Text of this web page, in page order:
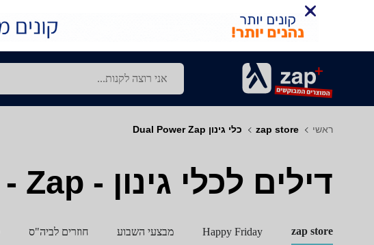
ראשי zap store כלי גינון Dual Power Zap
דילים לכלי גינון - Dual Power - Zap
zap store
Happy Friday מבצעי השבוע חוזרים לביה"ס